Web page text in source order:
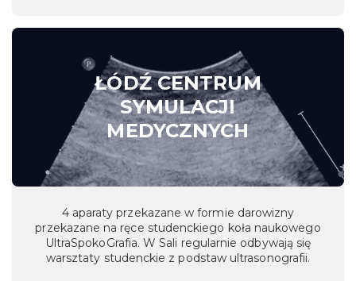
ŁÓDŹ CENTRUM
SYMULACJI
MEDYCZNYCH
4 aparaty przekazane w formie darowizny
przekazane na ręce studenckiego koła naukowego
UltraSpokoGrafia. W Sali regularnie odbywają się
warsztaty studenckie z podstaw ultrasonografii.